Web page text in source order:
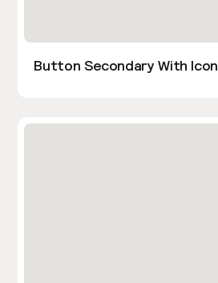
Button Secondary With Icon